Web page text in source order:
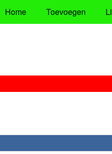
Home Toevoegen